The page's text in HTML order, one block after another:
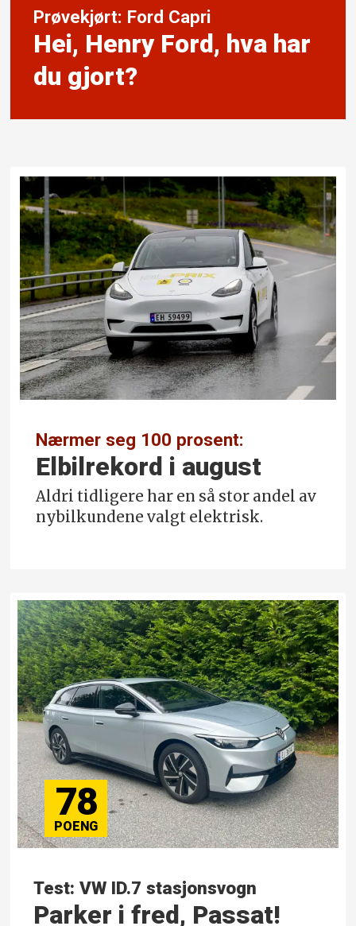
Prøvekjørt: Ford Capri
Hei, Henry Ford, hva har
du gjort?
Nærmer seg 100 prosent:
Elbilrekord i august
Aldri tidligere har en så stor andel av
nybilkundene valgt elektrisk.
78
Test: VW ID.7 stasjonsvogn
Parker i fred, Passat!